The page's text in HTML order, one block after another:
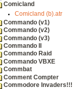
Comicland
Comicland (b).atr
Commando (v1)
Commando (v2)
Commando (v3)
Commando II
Commando Raid
Commando VBXE
Commbat
Comment Compter
Commodore Invaders!!!